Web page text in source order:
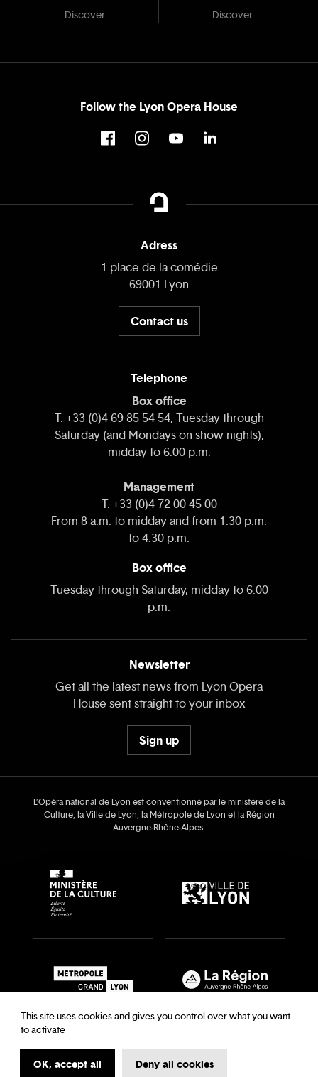
Discover Discover
Follow the Lyon Opera House
Adress
1 place de la comédie
69001 Lyon
Contact us
Telephone
Box office
T. +33 (0)4 69 85 54 54, Tuesday through
Saturday (and Mondays on show nights),
midday to 6:00 p.m.
Management
T. +33 (0)4 72 00 45 00
From 8 a.m. to midday and from 1:30 p.m.
to 4:30 p.m.
Box office
Tuesday through Saturday, midday to 6:00
p.m.
Newsletter
Get all the latest news from Lyon Opera
House sent straight to your inbox
Sign up
L’Opéra national de Lyon est conventionné par le ministère de la
Culture, la Ville de Lyon, la Métropole de Lyon et la Région
Auvergne‑Rhône‑Alpes.
Recrutements & auditions Legal notice
This site uses cookies and gives you control over what you want
to activate
OK, accept all Deny all cookies